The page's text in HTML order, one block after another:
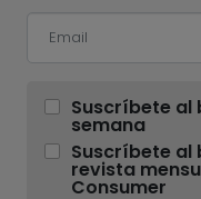
Suscríbete al
semana
Suscríbete al
revista
Consumer